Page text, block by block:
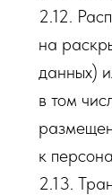
2.12.
на
данных)
в том
к
2.13.